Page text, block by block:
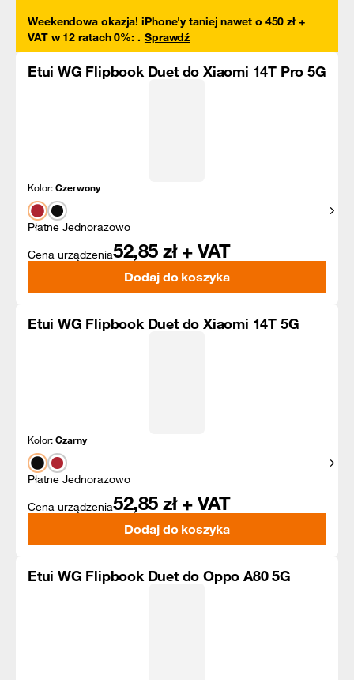
Weekendowa okazja! iPhone'y taniej nawet o 450 zł +
VAT w 12 ratach 0%: . Sprawdź
Etui WG Flipbook Duet do Xiaomi 14T Pro 5G
Kolor:Czerwony
Płatne Jednorazowo
Cena urządzenia52,85 zł + VAT
Dodaj do koszyka
Etui WG Flipbook Duet do Xiaomi 14T 5G
Kolor:Czarny
Płatne Jednorazowo
Cena urządzenia52,85 zł + VAT
Dodaj do koszyka
Etui WG Flipbook Duet do Oppo A80 5G